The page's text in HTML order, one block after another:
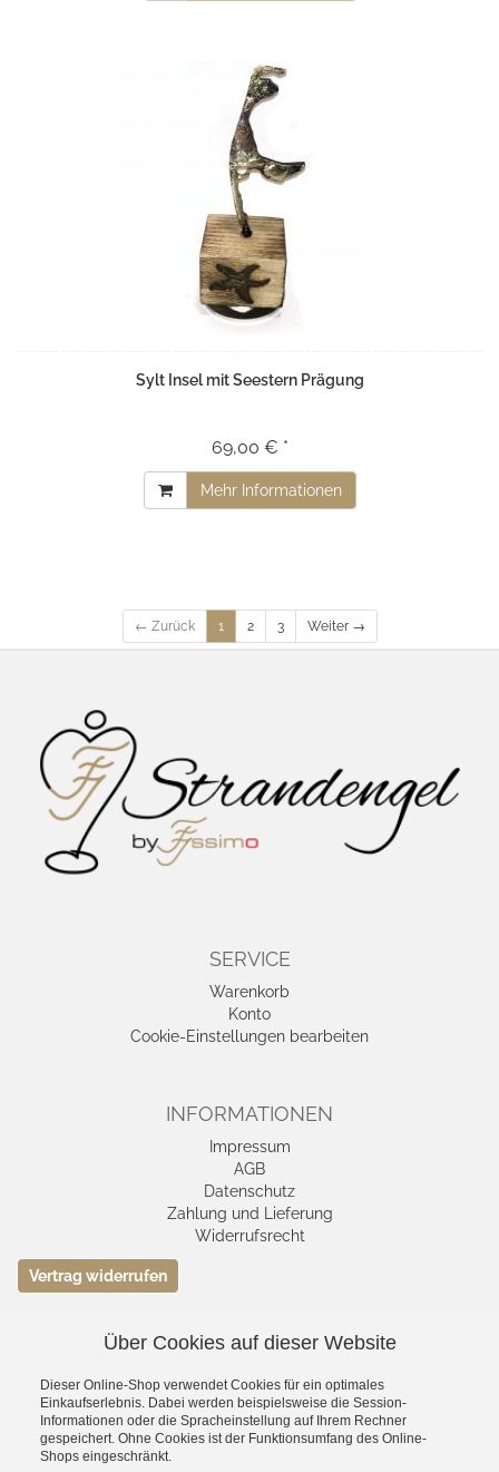
Sylt Insel mit Seestern Prägung
69,00 € *
Mehr Informationen
← Zurück 1 2 3 Weiter →
SERVICE
Warenkorb
Konto
Cookie-Einstellungen bearbeiten
INFORMATIONEN
Impressum
AGB
Datenschutz
Zahlung und Lieferung
Widerrufsrecht
Vertrag widerrufen
VERSAND- &
Über Cookies auf dieser Website
Dieser Online-Shop verwendet Cookies für ein optimales
Einkaufserlebnis. Dabei werden beispielsweise die Session-
Informationen oder die Spracheinstellung auf Ihrem Rechner
gespeichert. Ohne Cookies ist der Funktionsumfang des Online-
Shops eingeschränkt.